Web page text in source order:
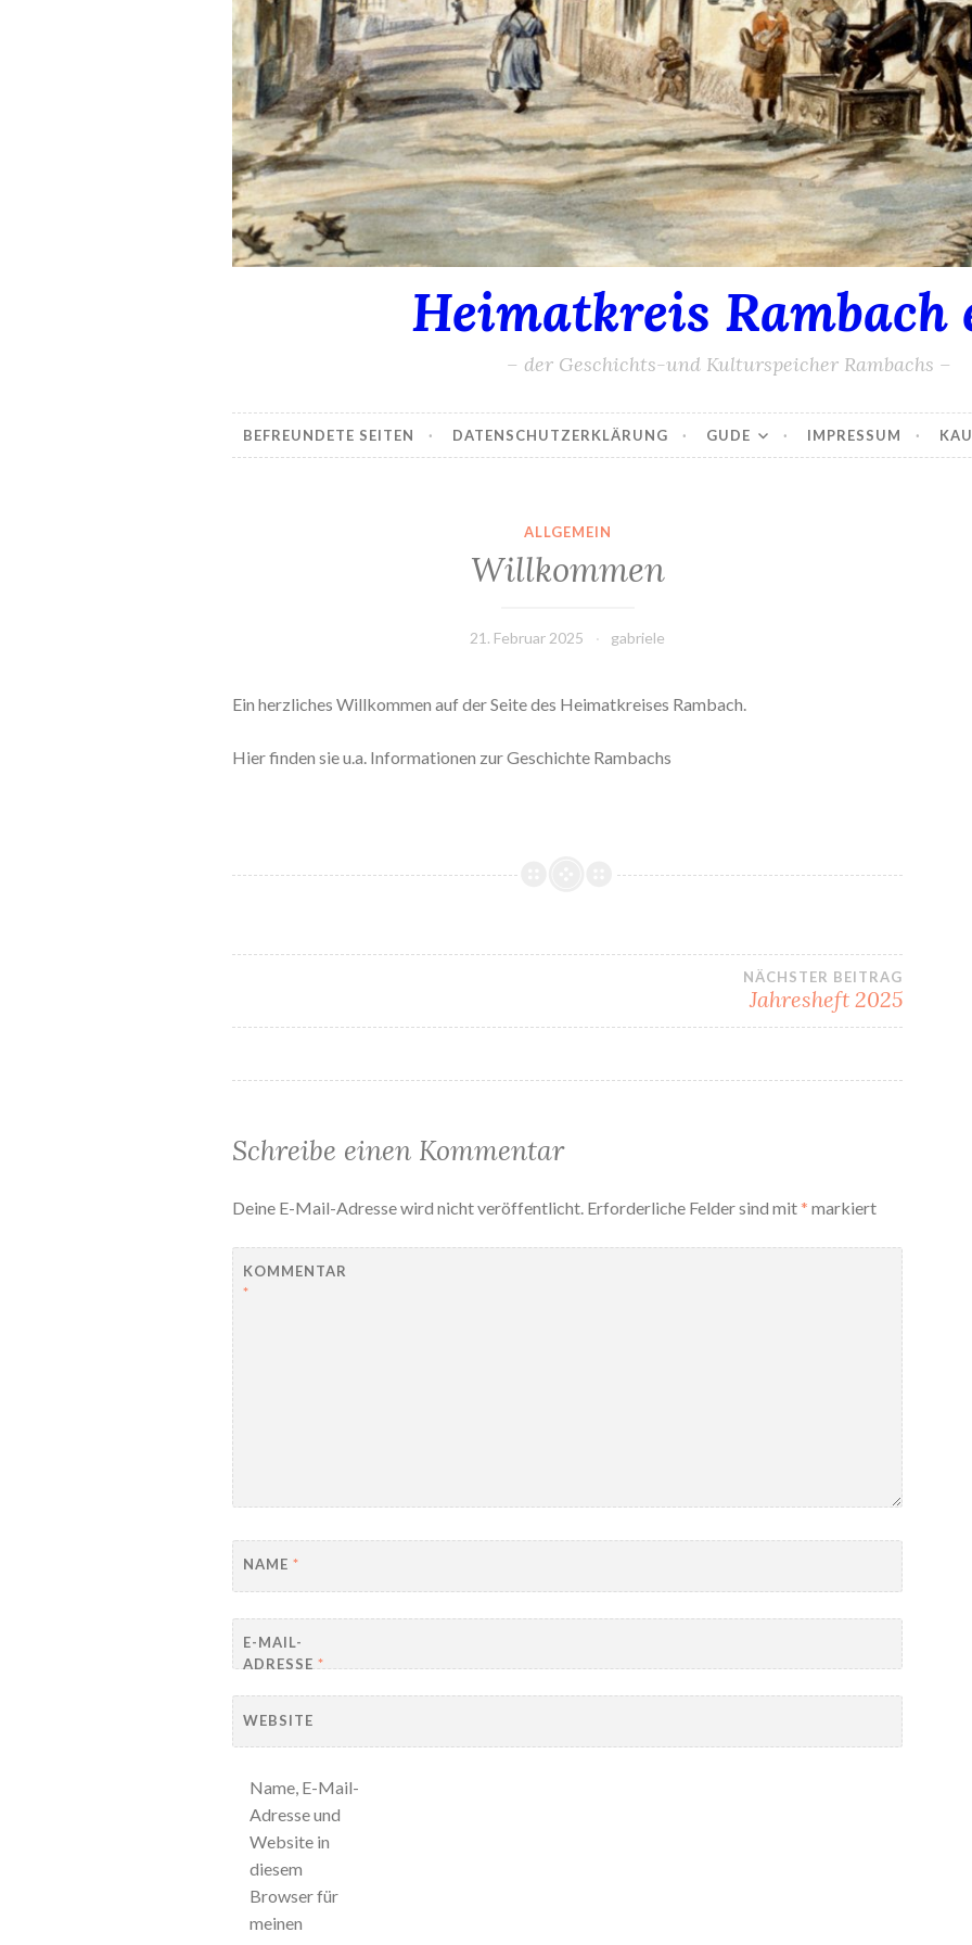
Heimatkreis Rambach
– der Geschichts-und Kulturspeicher Rambachs –
BEFREUNDETE SEITEN DATENSCHUTZERKLÄRUNG GUDE IMPRESSUM
ALLGEMEIN
Willkommen
21. Februar 2025 gabriele
Ein herzliches Willkommen auf der Seite des Heimatkreises Rambach.
Hier finden sie u.a. Informationen zur Geschichte Rambachs
NÄCHSTER BEITRAG
Jahresheft 2025
Schreibe einen Kommentar
Deine E-Mail-Adresse wird nicht veröffentlicht. Erforderliche Felder sind mit* markiert
KOMMENTAR
*
NAME*
E-MAIL-
ADRESSE*
WEBSITE
Name, E-Mail-
Adresse und
Website in
diesem
Browser für
meinen